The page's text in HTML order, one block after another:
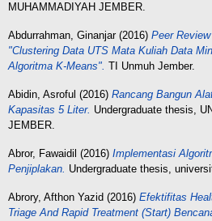
MUHAMMADIYAH JEMBER.
Abdurrahman, Ginanjar(2016) Peer
"Clustering Data UTS Mata Kuliah Data
Algoritma K-Means". TI Unmuh Jember.
Abidin, Asroful (2016) Rancang Bangun
Kapasitas 5 Liter. Undergraduate thesis,
JEMBER.
Abror, Fawaidil (2016) Implementasi
Penjiplakan. Undergraduate thesis,
Abrory, Afthon Yazid (2016) Efektifitas
Triage And Rapid Treatment (Start)